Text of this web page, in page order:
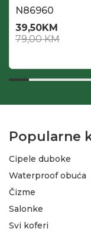
N86960
39,50KM
79,00KM
Popularne
Cipele duboke
Waterproof obuća
Čizme
Salonke
Svi koferi